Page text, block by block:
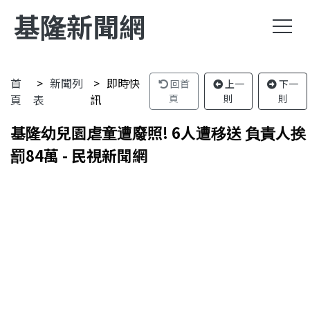
基隆新聞網
首
頁
新聞列
表
即時快
訊
回首
頁
上一
則
下一
則
基隆幼兒園虐童遭廢照! 6人遭移送 負責人挨
罰84萬 - 民視新聞網